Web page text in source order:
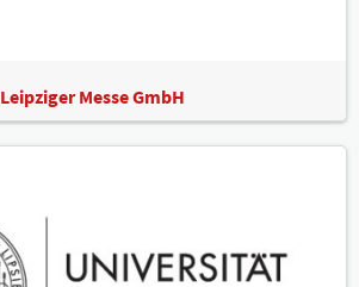
Leipziger Messe GmbH